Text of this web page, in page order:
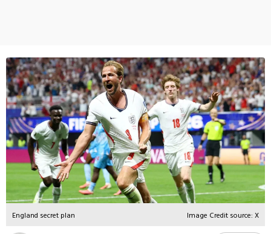
England secret plan Image Credit source: X